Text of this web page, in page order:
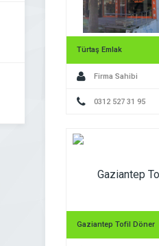
Türtaş Emlak
Firma Sahibi
0312 527 31 95
Gaziantep Tofil Döner